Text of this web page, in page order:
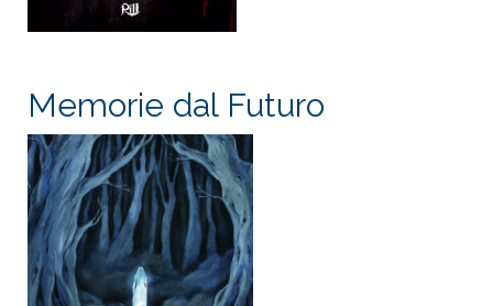
Memorie dal Futuro